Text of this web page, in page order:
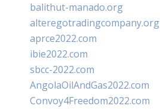
balithut-manado.org
alteregotradingcompany.org
aprce2022.com
ibie2022.com
sbcc-2022.com
AngolaOilAndGas2022.com
Convoy4Freedom2022.com